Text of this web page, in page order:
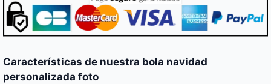
Características de nuestra bola navidad
personalizada foto